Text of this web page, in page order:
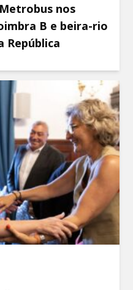
nos
B e beira-rio
República